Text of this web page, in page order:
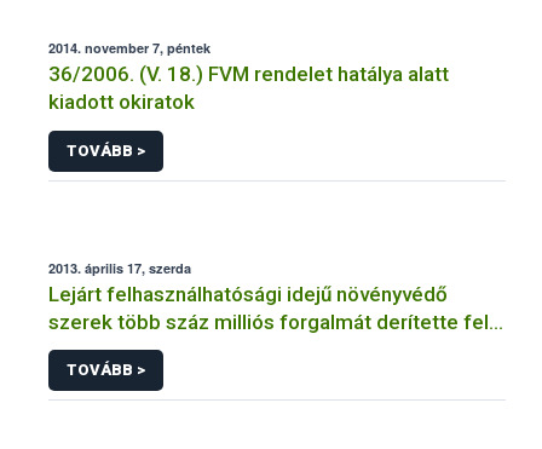
2014. november 7, péntek
36/2006. (V. 18.) FVM rendelet hatálya alatt
kiadott okiratok
TOVÁBB >
2013. április 17, szerda
Lejárt felhasználhatósági idejű növényvédő
szerek több száz milliós forgalmát derítette fel a
NÉBIH
TOVÁBB >